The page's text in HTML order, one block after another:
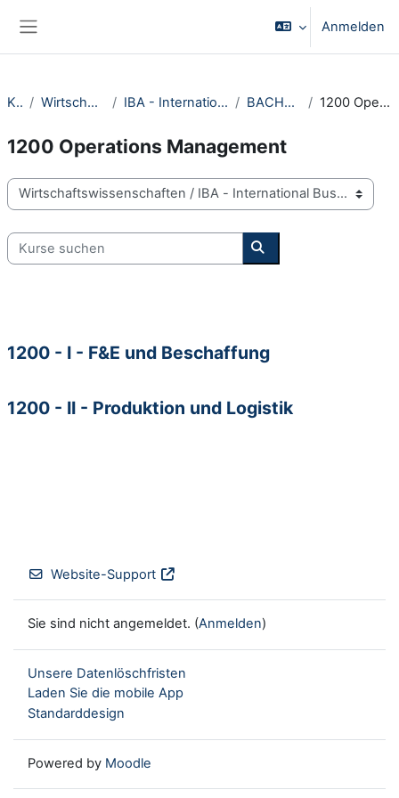
Anmelden
Kurse Wirtschaftswissenschaften IBA - International Business Administration BACHELOR Kurse GTM 1200 Operations Management
1200 Operations Management
Kursbereiche
Kurse suchen
Kurse suchen
1200 - I - F&E und Beschaffung
1200 - II - Produktion und Logistik
Website-Support
Sie sind nicht angemeldet. (Anmelden)
Unsere Datenlöschfristen
Laden Sie die mobile App
Standarddesign
Powered by Moodle